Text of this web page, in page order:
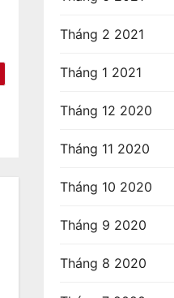
Tháng 2 2021
Tháng 1 2021
Tháng 12 2020
Tháng 11 2020
Tháng 10 2020
Tháng 9 2020
Tháng 8 2020